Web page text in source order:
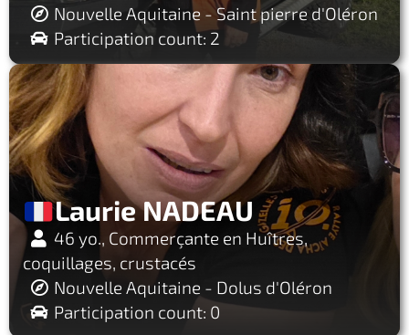
Nouvelle Aquitaine - Saint pierre d'Oléron
Participation count: 2
Laurie NADEAU
46 yo., Commerçante en Huîtres,
coquillages, crustacés
Nouvelle Aquitaine - Dolus d'Oléron
Participation count: 0